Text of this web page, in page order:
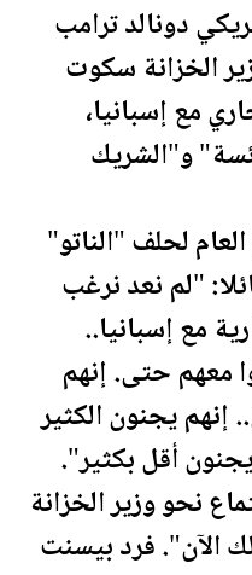
دونالدترامب
الخزانة سكوت
مع إسبانيا،
و"الشريك
لحلف "الناتو"
"لم نعد نرغب
مع إسبانيا..
معهم حتى. إنهم
يجنون الكثير
أقل بكثير".
نحو وزير الخزانة
الآن". فرد بيسنت